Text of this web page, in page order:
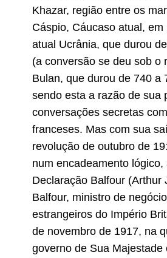
Khazar, região entre os
Cáspio, Cáucaso atual, em
atual Ucrânia, que durou
(a conversão se deu sob o
Bulan, que durou de 740 a
sendo esta a razão de sua
conversações secretas
franceses. Mas com sua
revolução de outubro de
num encadeamento lógico,
Declaração Balfour (Arthur
Balfour, ministro de
estrangeiros do Império
de novembro de 1917, na
governo de Sua Majestade